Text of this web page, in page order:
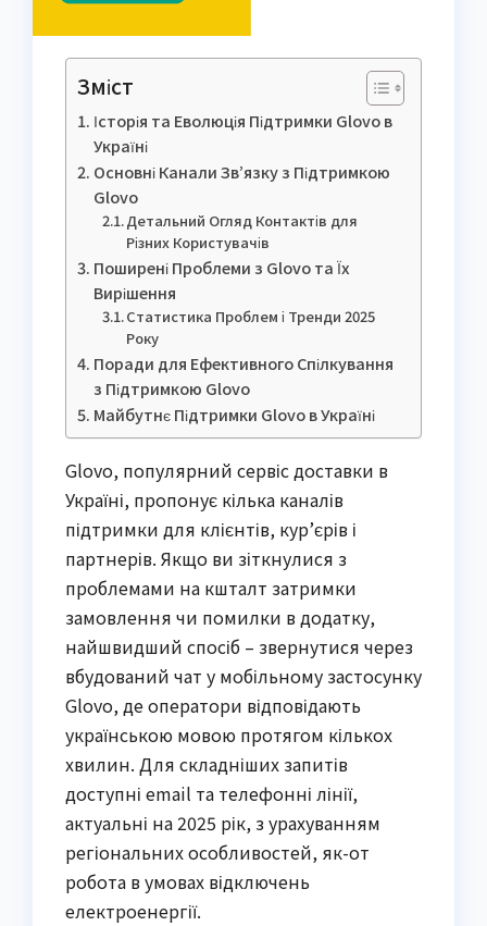
Зміст
Історія та Еволюція Підтримки Glovo в
Україні
Основні Канали Зв’язку з Підтримкою
Glovo
Детальний Огляд Контактів для
Різних Користувачів
Поширені Проблеми з Glovo та Їх
Вирішення
Статистика Проблем і Тренди 2025
Року
Поради для Ефективного Спілкування
з Підтримкою Glovo
Майбутнє Підтримки Glovo в Україні
Glovo, популярний сервіс доставки в
Україні, пропонує кілька каналів
підтримки для клієнтів, кур’єрів і
партнерів. Якщо ви зіткнулися з
проблемами на кшталт затримки
замовлення чи помилки в додатку,
найшвидший спосіб – звернутися через
вбудований чат у мобільному застосунку
Glovo, де оператори відповідають
українською мовою протягом кількох
хвилин. Для складніших запитів
доступні email та телефонні лінії,
актуальні на 2025 рік, з урахуванням
регіональних особливостей, як-от
робота в умовах відключень
електроенергії.